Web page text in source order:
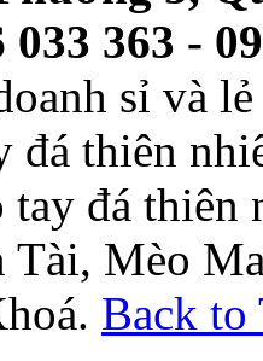
363 -
sỉ và
đá thiên
đá thiên
Tài, Mèo
Back to